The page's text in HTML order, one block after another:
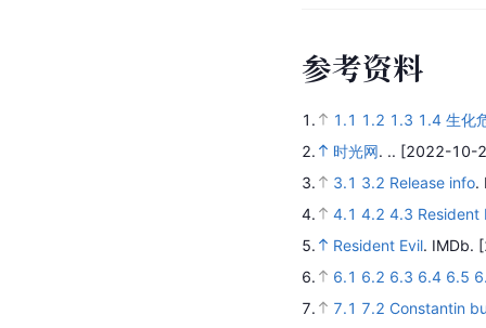
参考资料
1. 1.1 1.2 1.3 1.4 生化
2.
时光网. .. [2022-10-
3.
3.1 3.2 Release info.
4.
4.1 4.2 4.3 Resident
5.
Resident Evil. IMDb.
6.
6.1 6.2 6.3 6.4 6.5
7.
7.1 7.2 Constantin